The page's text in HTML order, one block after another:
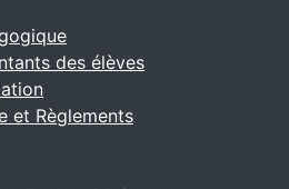
des élèves
et Règlements